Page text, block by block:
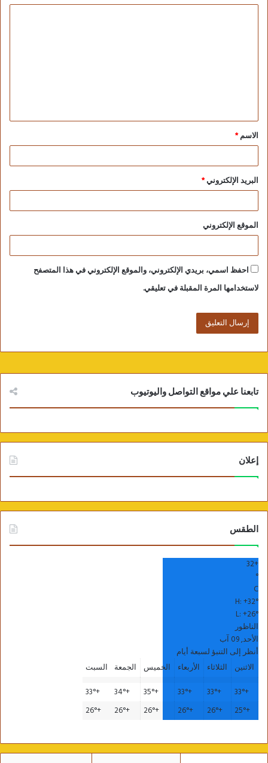
الاسم*
البريد الإلكتروني*
الموقع الإلكتروني
احفظ اسمي، بريدي الإلكتروني، والموقع الإلكتروني في هذا المتصفح
لاستخدامها المرة المقبلة في تعليقي.
تابعنا علي مواقع التواصل واليوتيوب
إعلان
الطقس
+
32
°
C
H:+32°
L:+26°
الناظور
الأحد, 09 آب
أنظر إلى التنبؤ لسبعة أيام
الاثنين
الثلاثاء الأربعاء الخميس الجمعة
السبت
+
33°
+
33°
+
33°
+
35°
+
34°
+
33°
+
25°
+
26°
+
26°
+
26°
+
26°
+
26°